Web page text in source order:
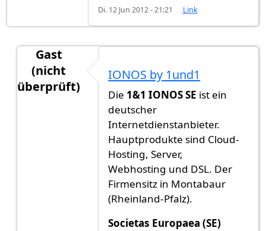
Di. 12 Jun 2012 - 21:21 Link
Gast
(nicht
überprüft)
1und1, Strato und Hosteurope
IONOS by 1und1
Die 1&1 IONOS SE ist ein
deutscher
Internetdienstanbieter.
Hauptprodukte sind Cloud-
Hosting, Server,
Webhosting und DSL. Der
Firmensitz in Montabaur
(Rheinland-Pfalz).
Societas Europaea (SE)